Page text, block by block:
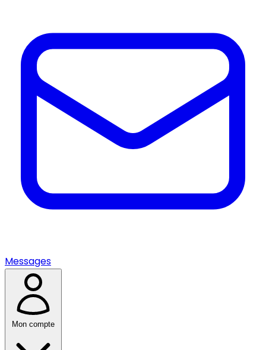
Messages
Mon compte